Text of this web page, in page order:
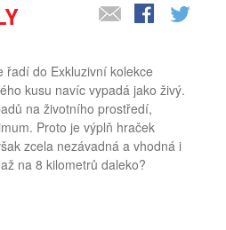
řadí do Exkluzivní kolekce
kusu navíc vypadá jako živý.
na životního prostředí,
Proto je výplň hraček
zcela nezávadná a vhodná i
na 8 kilometrů daleko?